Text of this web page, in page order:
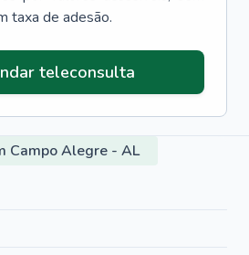
taxa de adesão.
teleconsulta
Campo Alegre - AL